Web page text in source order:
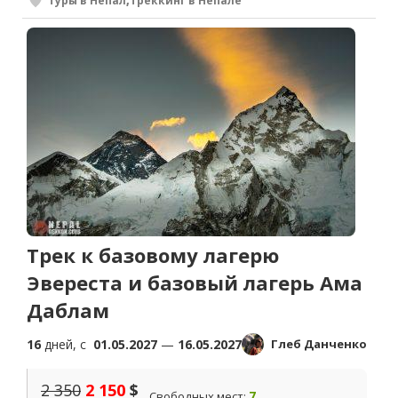
Трек к базовому лагерю
Эвереста и базовый лагерь Ама
Даблам
16 дней, c 01.05.2027 — 16.05.2027 Глеб Данченко
2 350 2 150 $